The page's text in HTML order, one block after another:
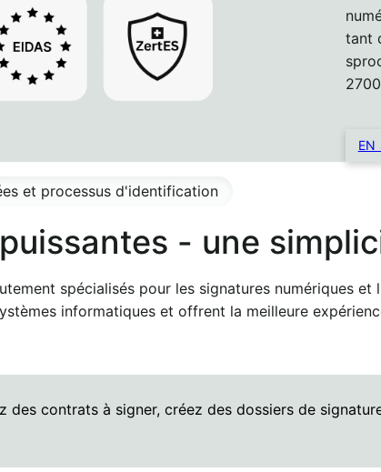
tant
EN
et processus d'identification
- une
spécialisés pour les signatures numériques et
informatiques et offrent la meilleure
des contrats à signer, créez des dossiers de